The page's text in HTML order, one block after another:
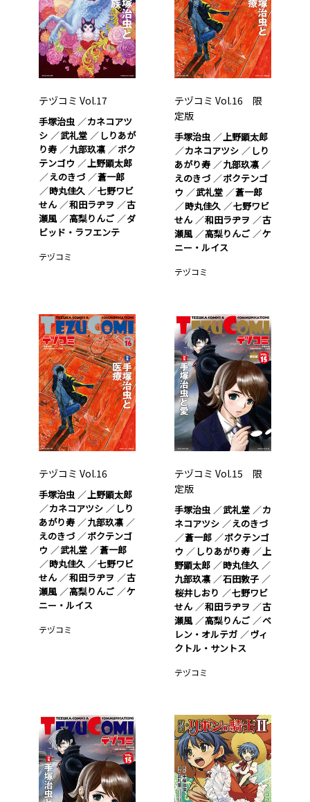
テヅコミ Vol.17
手塚治虫
カネコアツ
シ
武礼堂
しりあが
り寿
九部玖凛
ボク
テンゴウ
上野顕太郎
えのきづ
蒼一郎
時丸佳久
七野ワビ
せん
和田ラヂヲ
古
瀬風
高梨りんご
ダ
ビッド・ラフエンテ
テヅコミ
テヅコミ Vol.16 限
定版
手塚治虫
上野顕太郎
カネコアツシ
しり
あがり寿
九部玖凛
えのきづ
ボクテンゴ
ウ
武礼堂
蒼一郎
時丸佳久
七野ワビ
せん
和田ラヂヲ
古
瀬風
高梨りんご
ケ
ニー・ルイス
テヅコミ
テヅコミ Vol.16
手塚治虫
上野顕太郎
カネコアツシ
しり
あがり寿
九部玖凛
えのきづ
ボクテンゴ
ウ
武礼堂
蒼一郎
時丸佳久
七野ワビ
せん
和田ラヂヲ
古
瀬風
高梨りんご
ケ
ニー・ルイス
テヅコミ
テヅコミ Vol.15 限
定版
手塚治虫 武礼堂
カ
ネコアツシ
えのきづ
蒼一郎
ボクテンゴ
ウ
しりあがり寿
上
野顕太郎
時丸佳久
九部玖凛
石田敦子
桜井しおり
七野ワビ
せん
和田ラヂヲ
古
瀬風
高梨りんご
ベ
レン・オルテガ
ヴィ
クトル・サントス
テヅコミ